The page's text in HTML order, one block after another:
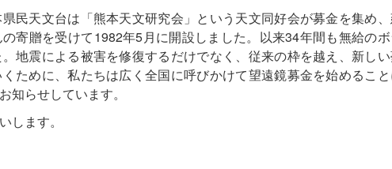
民天文台は「熊本天文研究会」という天文同好会が募金を集め
寄贈を受けて1982年5月に開設しました。以来34年間も無給のボ
地震による被害を修復するだけでなく、従来の枠を越え、新し
ために、私たちは広く全国に呼びかけて望遠鏡募金を始めるこ
知らせしています。
します。